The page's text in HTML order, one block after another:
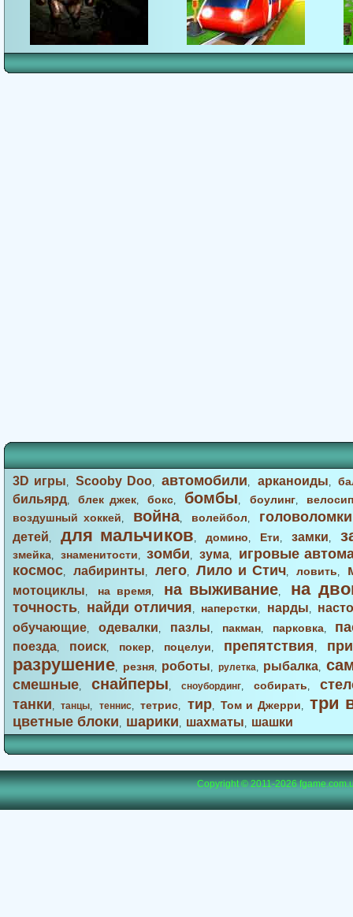
3D игры,Scooby Doo,автомобили, арканоиды,
бильярд,блек джек,бокс, бомбы, боулинг,
воздушный хоккей, война, волейбол, головоломки
детей, для мальчиков, домино, Ети, замки,
змейка, знаменитости,зомби, зума,
игровые
космос, лабиринты, лего,Лило и Стич,ловить,
мотоциклы, на время, на выживание, на
точность, найди отличия, наперстки, нарды,
обучающие, одевалки, пазлы, пакман, парковка,
поезда, поиск, покер, поцелуи, препятствия,
разрушение, резня, роботы, рулетка, рыбалка,
смешные, снайперы, сноубординг, собирать,
танки,танцы, теннис,тетрис, тир,Том и Джерри, три
цветные блоки, шарики, шахматы, шашки
Copyright © 2011-2026